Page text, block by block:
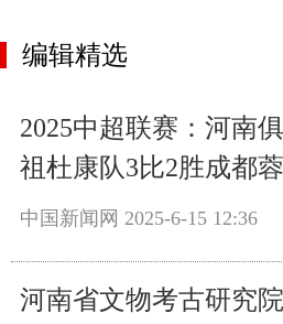
编辑精选
2025中超联赛：河南
祖杜康队3比2胜成都
中国新闻网 2025-6-15 12:36
河南省文物考古研究